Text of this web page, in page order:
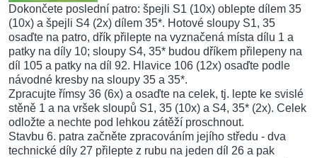
Dokončete poslední patro: špejli S1 (10x) oblepte dílem 35
(10x) a špejli S4 (2x) dílem 35*. Hotové sloupy S1, 35
osaďte na patro, dřík přilepte na vyznačená místa dílu 1 a
patky na díly 10; sloupy S4, 35* budou dříkem přilepeny na
díl 105 a patky na díl 92. Hlavice 106 (12x) osaďte podle
návodné kresby na sloupy 35 a 35*.
Zpracujte římsy 36 (6x) a osaďte na celek, tj. lepte ke svislé
stěně 1 a na vršek sloupů S1, 35 (10x) a S4, 35* (2x). Celek
odložte a nechte pod lehkou zátěží proschnout.
Stavbu 6. patra začněte zpracováním jejího středu - dva
technické díly 27 přilepte z rubu na jeden díl 26 a pak